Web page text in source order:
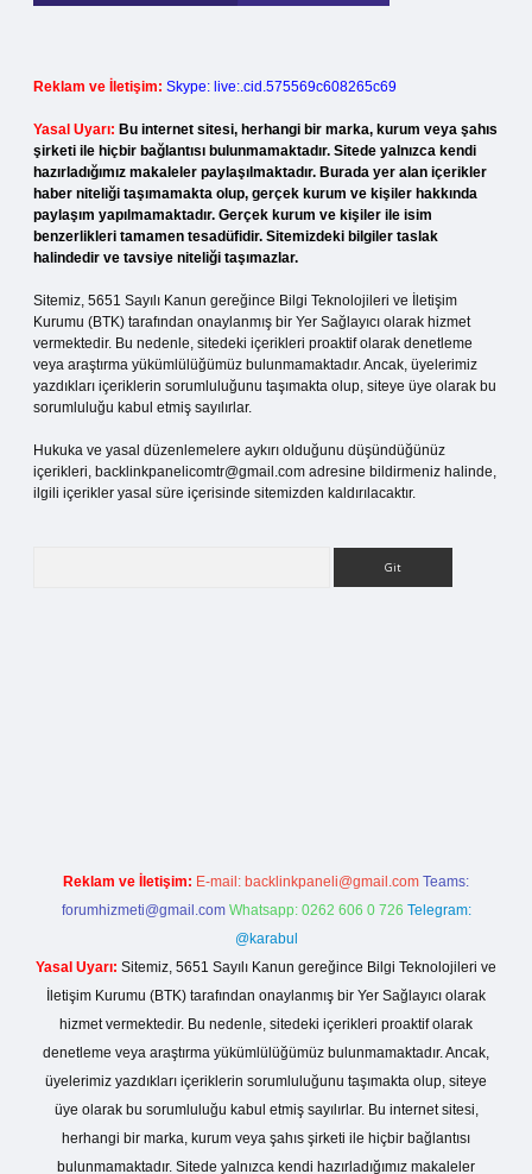
Reklam ve İletişim: Skype: live:.cid.575569c608265c69
Yasal Uyarı: Bu internet sitesi, herhangi bir marka, kurum veya şahıs
şirketi ile hiçbir bağlantısı bulunmamaktadır. Sitede yalnızca kendi
hazırladığımız makaleler paylaşılmaktadır. Burada yer alan içerikler
haber niteliği taşımamakta olup, gerçek kurum ve kişiler hakkında
paylaşım yapılmamaktadır. Gerçek kurum ve kişiler ile isim
benzerlikleri tamamen tesadüfidir. Sitemizdeki bilgiler taslak
halindedir ve tavsiye niteliği taşımazlar.
Sitemiz, 5651 Sayılı Kanun gereğince Bilgi Teknolojileri ve İletişim
Kurumu (BTK) tarafından onaylanmış bir Yer Sağlayıcı olarak hizmet
vermektedir. Bu nedenle, sitedeki içerikleri proaktif olarak denetleme
veya araştırma yükümlülüğümüz bulunmamaktadır. Ancak, üyelerimiz
yazdıkları içeriklerin sorumluluğunu taşımakta olup, siteye üye olarak bu
sorumluluğu kabul etmiş sayılırlar.
Hukuka ve yasal düzenlemelere aykırı olduğunu düşündüğünüz
içerikleri, backlinkpanelicomtr@gmail.com adresine bildirmeniz halinde,
ilgili içerikler yasal süre içerisinde sitemizden kaldırılacaktır.
Reklam ve İletişim: E-mail: backlinkpaneli@gmail.com Teams:
forumhizmeti@gmail.com Whatsapp: 0262 606 0 726 Telegram:
@karabul
Yasal Uyarı: Sitemiz, 5651 Sayılı Kanun gereğince Bilgi Teknolojileri ve
İletişim Kurumu (BTK) tarafından onaylanmış bir Yer Sağlayıcı olarak
hizmet vermektedir. Bu nedenle, sitedeki içerikleri proaktif olarak
denetleme veya araştırma yükümlülüğümüz bulunmamaktadır. Ancak,
üyelerimiz yazdıkları içeriklerin sorumluluğunu taşımakta olup, siteye
üye olarak bu sorumluluğu kabul etmiş sayılırlar. Bu internet sitesi,
herhangi bir marka, kurum veya şahıs şirketi ile hiçbir bağlantısı
bulunmamaktadır. Sitede yalnızca kendi hazırladığımız makaleler